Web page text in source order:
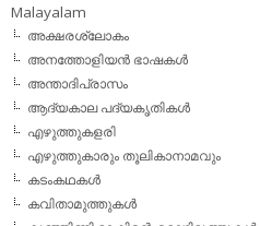
Malayalam
അക്ഷരശ്ലോകം
അനത്തോളിയന്‍ ഭാഷകള്‍
അന്താദിപ്രാസം
ആദ്യകാല പദ്യകൃതികള്‍
എഴുത്തുകളരി
എഴുത്തുകാരും തൂലികാനാമവും
കടംകഥകള്‍
കവിതാമുത്തുകള്‍